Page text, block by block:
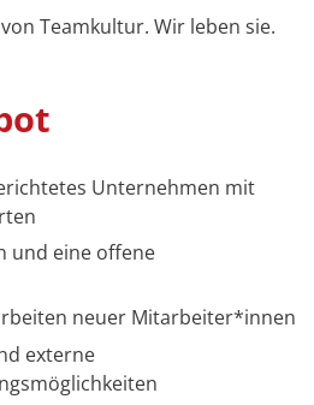
Teamkultur. Wir leben sie.
Unternehmen mit
und eine offene
neuer Mitarbeiter*innen
externe